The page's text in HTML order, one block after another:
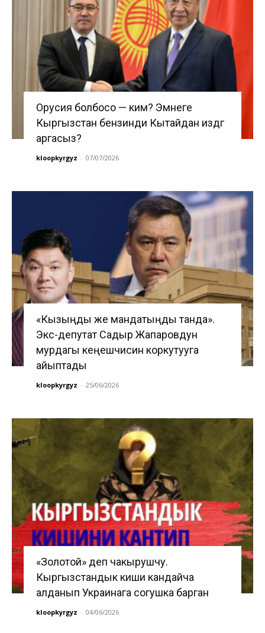
Орусия болбосо — ким? Эмнеге
Кыргызстан бензинди Кытайдан издөөгө
аргасыз?
kloopkyrgyz - 07/07/2026
«Кызыңды же мандатыңды танда».
Экс-депутат Садыр Жапаровдун
мурдагы кеңешчисин коркутууга
айыптады
kloopkyrgyz - 25/06/2026
«Золотой» деп чакырушчу.
Кыргызстандык киши кандайча
алданып Украинага согушка барган
kloopkyrgyz - 04/06/2026